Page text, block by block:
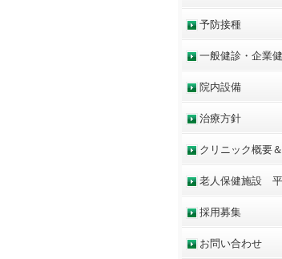
予防接種
一般健診・企業
院内設備
治療方針
クリニック概要
老人保健施設
採用募集
お問い合わせ